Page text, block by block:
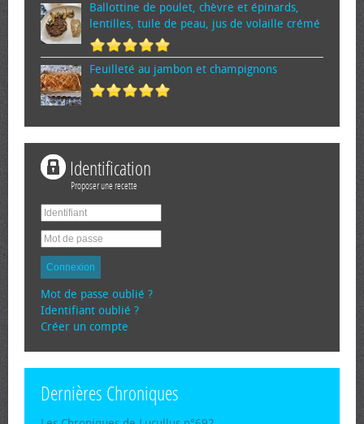
Ballottine de poulet, chèvre et épinards,
lentilles, tuile de peau, jus de volaille crémé
Feuilleté au jambon et champignons
Identification
Proposer une recette
Connexion
Mot de passe oublié ?
Identifiant oublié ?
Créer un compte
Dernières Chroniques